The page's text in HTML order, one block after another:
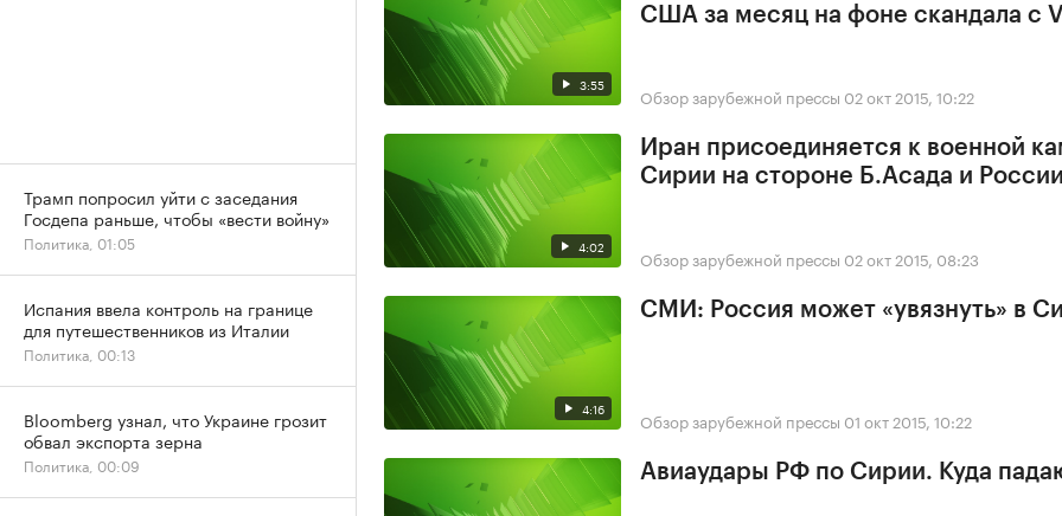
3:55
США за месяц на фоне скандала с
Обзор зарубежной прессы 02 окт 2015, 10:22
4:02
Иран присоединяется к военной
Сирии на стороне Б.Асада и России
Обзор зарубежной прессы 02 окт 2015, 08:23
4:16
СМИ: Россия может «увязнуть» в
Обзор зарубежной прессы 01 окт 2015, 10:22
Авиаудары РФ по Сирии. Куда
Трамп попросил уйти с заседания
Госдепа раньше, чтобы «вести войну»
Политика, 01:05
Испания ввела контроль на границе
для путешественников из Италии
Политика, 00:13
Bloomberg узнал, что Украине грозит
обвал экспорта зерна
Политика, 00:09